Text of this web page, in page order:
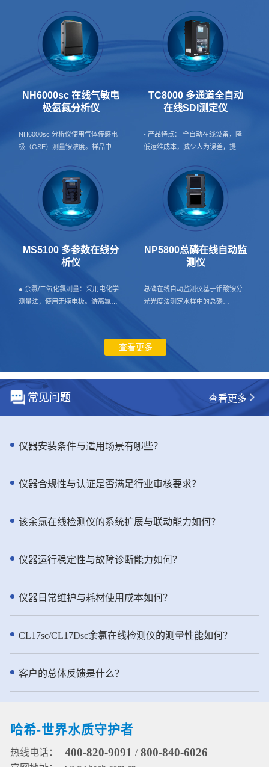
NH6000sc 在线气敏电
极氨氮分析仪
NH6000sc 分析仪使用气体传感电
极（GSE）测量铵浓度。样品中的
气通过电极的气体渗透膜并被检测
到。该方法支持广泛的测量范围，
并且比基于离子选择性电极（ISE）
的方法更不容易受到交叉敏感性的
影响。 - 应用行业： 地表水 饮用
过程 - 仪器特点： ● 体验出色的高
效和可靠性：NH6000sc 氨氮分析
尽显稳定可靠 通过 NH6000sc 在线
氨氮分析仪简化您的在线操作，该
线气敏电极法氨氮分析仪将为您提
供可靠的测量结果进而提高工艺效
率。 ● 通过可信赖的技术提升正常
NH6000sc 提供可靠的测量，具备
自动校准、验证和清洁功能。通过
线数据和实验室数据之间的一致
性。预测性诊断和支持性维护工作
坚固且轻便的集成过滤选项 集成
FX610 过滤系统和更坚固的 FX620
和流量检测功能。这些功能确保了
可靠的性能和减少的操作接触点。
行情况确保测量数据稳定可靠。 ●
半年一次维护，省时省力
维护频率减少到每年仅两次。该仪
器以效率为核心设计，流线型结构
标准清洁模式下，试剂的更换时间
可延长至半年一次。
TC8000 多通道全自动
在线SDI测定仪
- 产品特点： 全自动在线设备，降
低运维成本，减少人为误差，提升
膜使用寿命； 产品覆盖纯水及海水
两种配置方案，并支持按需增加增
压泵配置，灵活适配不同应用场景
与现场条件； 单台可覆盖1–4个监
测点，自动循环测试，降本增效；
色液晶屏显示，实现便利的人机交
互； - 应用行业： 膜法水处理，
化，工业。 - 产品介绍： SDI是反
渗透系统进水安全核心指标，直接
多通道全自动在线SDI测定仪，严格
遵循国际标准，全自动恒压测试、
自动计算、自动存储，杜绝人工误
差，数据真实可追溯。 实时监控胶
体与颗粒污染趋势，提前预警堵膜
洗、延长RO膜使用寿命，显著降低
运维成本与非计划停机。 工业级防
子等行业标配监测设备。 用数据保
障系统安全，用专业降低运行成本
测定仪，更稳、更准、更省钱。
MS5100 多参数在线分
析仪
● 余氯/二氧化氯测量：采用电化学
测量法，使用无膜电极。游离氯或
（OCl-）的总和。当pH小于4时，
位时，次氯酸分子在工作电极被还
原为氯离子，此时工作电极和对电
极间产生电流回路，在恒定条件
比。 ● 浊度测量：水样进入浊度腔
体，探测头发射一束光垂直射入水
样，当光线遇到水样中的悬浮颗粒
而产生散射，浸没在水中的光电检
测器检测到与入射光中心线成90°方
向的散射光，散射光强与水样的浊
度成正比，从而通过检测90°的散射
光强实现浊度测量。水样进入浊度
仪先要流经气泡捕集器的层层折流
板，进入浊度测量腔体然后从溢流
口溢出进入排水管道。该去泡系统
使水样中的气泡被吸附到折流系统
的各个表面，或者随着水缓慢流动
上升到水面并释放到大气中。 ● pH
测量：pH电极由两部分组成：指示
电极和参比电极。pH测量是通过测
量指示和参比电极之间的电位来实
现的。pH电极在接触溶液时，其玻
璃膜上会形成一随pH变化而变化的
电势，且该电势需另一个恒定的电
势来进行比较。参比电极就是用来
水样温度进行pH测量值补偿。 ●
行电子吸收或释放完成，参比电极
NP5800总磷在线自动监
测仪
总磷在线自动监测仪基于钼酸铵分
光光度法测定水样中的总磷
HJ/T 103-2003 《总磷水质自动分
析仪技术要求》，HJC-ZY97-2022
《水质总磷自动监测仪检测作业指
导书》，HJ 35X-2019 《水污染源
求，总磷在线监测仪测量数据与国
标方法GB 11893-89以及哈希总磷
果的准确性和可靠性。 - 应用行
业： 总磷在线监测仪用于污染源监
测（包括市政污水进口、排口；工
业污水排口）；工业过程用水监
测；地表水监测；养殖尾水监测，
近岸海域监测等多种场合。 - 仪器
特点： ● 创新技术：传承NT6800
总氮水质在线自动监测仪实用新型
专利，采用了两项实用新型专利技
术，进一步强化了其水质分析的准
确性和可靠性。①第一项专利是用
于水质分析的消解加热装置(专利申
请号：2021230394898)，它为消解
单元提供了高效且稳定的加热环
境。②第二项专利涉及用于水质分
析的消解管、相关的加热装置及组
件(专利申请号：2021230394949)
为消解单元提供可靠保障，确保了
阀的一体化流路设计，确保精准进
料易于配制。 ● 一键清洗：便捷的
查看更多
常见问题 查看更多
仪器安装条件与适用场景有哪些？
仪器合规性与认证是否满足行业审核要求？
该余氯在线检测仪的系统扩展与联动能力如何？
仪器运行稳定性与故障诊断能力如何？
仪器日常维护与耗材使用成本如何？
CL17sc/CL17Dsc余氯在线检测仪的测量性能如何？
客户的总体反馈是什么？
哈希-世界水质守护者
热线电话： 400-820-9091 / 800-840-6026